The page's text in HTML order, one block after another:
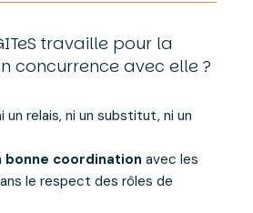
travaille pour la
concurrence avec elle ?
un relais, ni un substitut, ni un
bonne coordination avec les
le respect des rôles de